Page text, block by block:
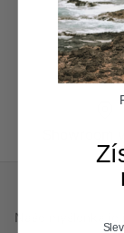
Doživotní
Naše myšlenka je